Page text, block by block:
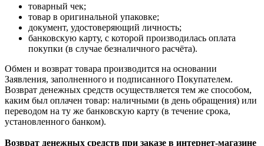
товарный чек;
товар в оригинальной упаковке;
документ, удостоверяющий личность;
банковскую карту, с которой производилась оплата
покупки (в случае безналичного расчёта).
Обмен и возврат товара производится на основании
Заявления, заполненного и подписанного Покупателем.
Возврат денежных средств осуществляется тем же способом,
каким был оплачен товар: наличными (в день обращения) или
переводом на ту же банковскую карту (в течение срока,
установленного банком).
Возврат денежных средств при заказе в интернет-магазине